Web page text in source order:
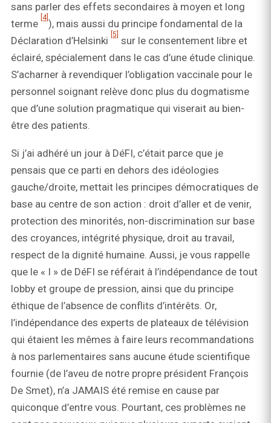
sans parler des effets secondaires à moyen et long
terme [4]), mais aussi du principe fondamental de la
Déclaration d’Helsinki [5] sur le consentement libre et
éclairé, spécialement dans le cas d’une étude clinique.
S’acharner à revendiquer l’obligation vaccinale pour le
personnel soignant relève donc plus du dogmatisme
que d’une solution pragmatique qui viserait au bien-
être des patients.
Si j’ai adhéré un jour à DéFI, c’était parce que je
pensais que ce parti en dehors des idéologies
gauche/droite, mettait les principes démocratiques de
base au centre de son action : droit d’aller et de venir,
protection des minorités, non-discrimination sur base
des croyances, intégrité physique, droit au travail,
respect de la dignité humaine. Aussi, je vous rappelle
que le « I » de DéFI se référait à l’indépendance de tout
lobby et groupe de pression, ainsi que du principe
éthique de l’absence de conflits d’intérêts. Or,
l’indépendance des experts de plateaux de télévision
qui étaient les mêmes à faire leurs recommandations
à nos parlementaires sans aucune étude scientifique
fournie (de l’aveu de notre propre président François
De Smet), n’a JAMAIS été remise en cause par
quiconque d’entre vous. Pourtant, ces problèmes ne